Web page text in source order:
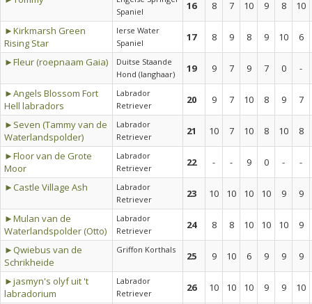
Spaniel
16 8 7 10 9 8
10
►Kirkmarsh Green
Rising Star
Ierse Water
Spaniel
17 8 9 8 9 10
6
►Fleur (roepnaam Gaia)
Duitse Staande
Hond (langhaar)
19 9 7 9 7 0
-
►Angels Blossom Fort
Hell labradors
Labrador
Retriever
20 9 7 10 8 9
7
►Seven (Tammy van de
Waterlandspolder)
Labrador
Retriever
21 10 7 10 8 10
8
►Floor van de Grote
Moor
Labrador
Retriever
22 - - 9 0 -
-
►Castle Village Ash
Labrador
Retriever
23 10 10 10 10 9
9
►Mulan van de
Waterlandspolder (Otto)
Labrador
Retriever
24 8 8 10 10 10
9
►Qwiebus van de
Schrikheide
Griffon Korthals
25 9 10 6 9 9
9
►jasmyn's olyf uit 't
labradorium
Labrador
Retriever
26 10 10 10 9 9
10